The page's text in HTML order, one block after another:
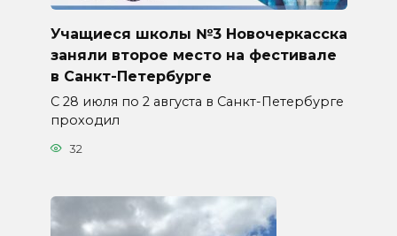
Учащиеся школы №3 Новочеркасска
заняли второе место на фестивале
в Санкт-Петербурге
С 28 июля по 2 августа в Санкт-Петербурге
проходил
32